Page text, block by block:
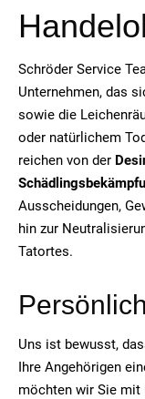
Schröder Service
Unternehmen, das
sowie die
oder natürlichem
reichen von der
Ausscheidungen,
hin zur
Tatortes.
Uns ist bewusst,
Ihre Angehörigen
möchten wir Sie mit